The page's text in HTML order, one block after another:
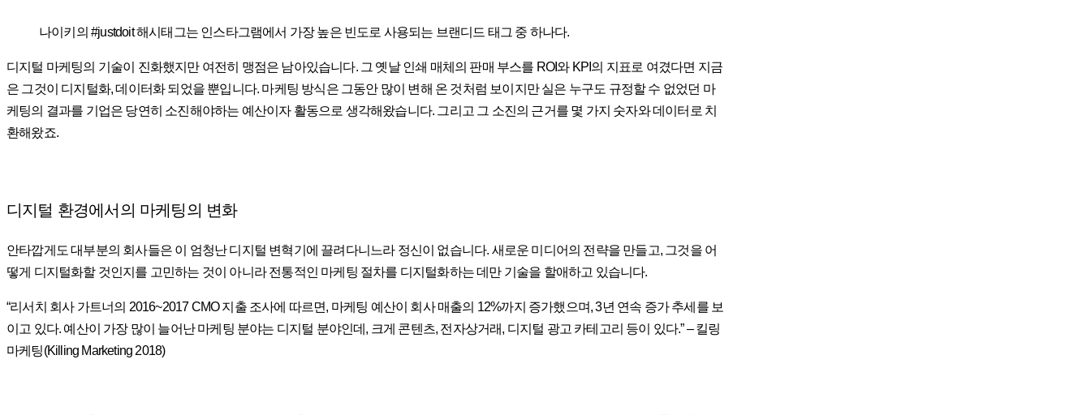
나이키의 #justdoit 해시태그는 인스타그램에서 가장 높은 빈도로 사용되는 브랜디드 태그 중 하나다.
디지털 마케팅의 기술이 진화했지만 여전히 맹점은 남아있습니다. 그 옛날 인쇄 매체의 판매 부스를 ROI와 KPI의 지표로 여겼다면 지금
은 그것이 디지털화, 데이터화 되었을 뿐입니다. 마케팅 방식은 그동안 많이 변해 온 것처럼 보이지만 실은 누구도 규정할 수 없었던 마
케팅의 결과를 기업은 당연히 소진해야하는 예산이자 활동으로 생각해왔습니다. 그리고 그 소진의 근거를 몇 가지 숫자와 데이터로 치
환해왔죠.
디지털 환경에서의 마케팅의 변화
안타깝게도 대부분의 회사들은 이 엄청난 디지털 변혁기에 끌려다니느라 정신이 없습니다. 새로운 미디어의 전략을 만들고, 그것을 어
떻게 디지털화할 것인지를 고민하는 것이 아니라 전통적인 마케팅 절차를 디지털화하는 데만 기술을 할애하고 있습니다.
“리서치 회사 가트너의 2016~2017 CMO 지출 조사에 따르면, 마케팅 예산이 회사 매출의 12%까지 증가했으며, 3년 연속 증가 추세를 보
이고 있다. 예산이 가장 많이 늘어난 마케팅 분야는 디지털 분야인데, 크게 콘텐츠, 전자상거래, 디지털 광고 카테고리 등이 있다.” – 킬링
마케팅(Killing Marketing 2018)